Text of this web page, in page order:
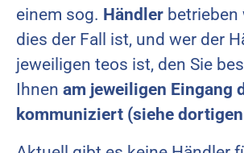
einem sog. Händler betrieben
dies der Fall ist, und wer der
jeweiligen teos ist, den Sie
Ihnen am jeweiligen Eingang
kommuniziert (siehe